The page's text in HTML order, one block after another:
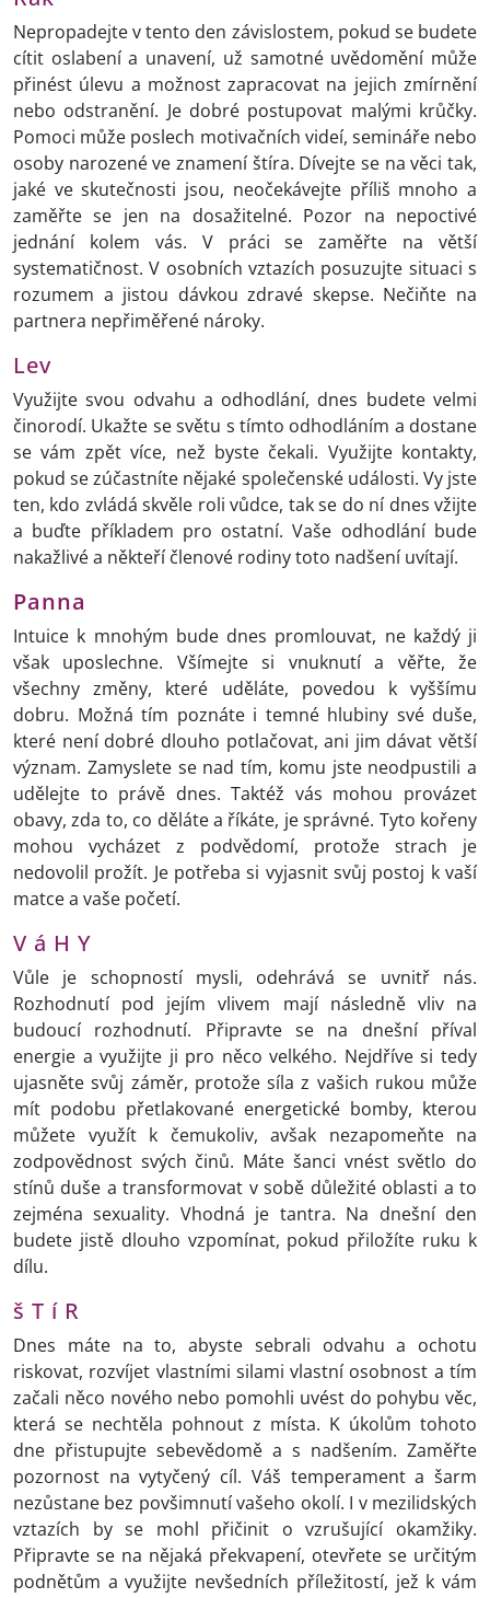
Nepropadejte v tento den závislostem, pokud se budete
cítit oslabení a unavení, už samotné uvědomění může
přinést úlevu a možnost zapracovat na jejich zmírnění
nebo odstranění. Je dobré postupovat malými krůčky.
Pomoci může poslech motivačních videí, semináře nebo
osoby narozené ve znamení štíra. Dívejte se na věci tak,
jaké ve skutečnosti jsou, neočekávejte příliš mnoho a
zaměřte se jen na dosažitelné. Pozor na nepoctivé
jednání kolem vás. V práci se zaměřte na větší
systematičnost. V osobních vztazích posuzujte situaci s
rozumem a jistou dávkou zdravé skepse. Nečiňte na
partnera nepřiměřené nároky.
Lev
Využijte svou odvahu a odhodlání, dnes budete velmi
činorodí. Ukažte se světu s tímto odhodláním a dostane
se vám zpět více, než byste čekali. Využijte kontakty,
pokud se zúčastníte nějaké společenské události. Vy jste
ten, kdo zvládá skvěle roli vůdce, tak se do ní dnes vžijte
a buďte příkladem pro ostatní. Vaše odhodlání bude
nakažlivé a někteří členové rodiny toto nadšení uvítají.
Panna
Intuice k mnohým bude dnes promlouvat, ne každý ji
však uposlechne. Všímejte si vnuknutí a věřte, že
všechny změny, které uděláte, povedou k vyššímu
dobru. Možná tím poznáte i temné hlubiny své duše,
které není dobré dlouho potlačovat, ani jim dávat větší
význam. Zamyslete se nad tím, komu jste neodpustili a
udělejte to právě dnes. Taktéž vás mohou provázet
obavy, zda to, co děláte a říkáte, je správné. Tyto kořeny
mohou vycházet z podvědomí, protože strach je
nedovolil prožít. Je potřeba si vyjasnit svůj postoj k vaší
matce a vaše početí.
V á H Y
Vůle je schopností mysli, odehrává se uvnitř nás.
Rozhodnutí pod jejím vlivem mají následně vliv na
budoucí rozhodnutí. Připravte se na dnešní příval
energie a využijte ji pro něco velkého. Nejdříve si tedy
ujasněte svůj záměr, protože síla z vašich rukou může
mít podobu přetlakované energetické bomby, kterou
můžete využít k čemukoliv, avšak nezapomeňte na
zodpovědnost svých činů. Máte šanci vnést světlo do
stínů duše a transformovat v sobě důležité oblasti a to
zejména sexuality. Vhodná je tantra. Na dnešní den
budete jistě dlouho vzpomínat, pokud přiložíte ruku k
dílu.
š T í R
Dnes máte na to, abyste sebrali odvahu a ochotu
riskovat, rozvíjet vlastními silami vlastní osobnost a tím
začali něco nového nebo pomohli uvést do pohybu věc,
která se nechtěla pohnout z místa. K úkolům tohoto
dne přistupujte sebevědomě a s nadšením. Zaměřte
pozornost na vytyčený cíl. Váš temperament a šarm
nezůstane bez povšimnutí vašeho okolí. I v mezilidských
vztazích by se mohl přičinit o vzrušující okamžiky.
Připravte se na nějaká překvapení, otevřete se určitým
podnětům a využijte nevšedních příležitostí, jež k vám